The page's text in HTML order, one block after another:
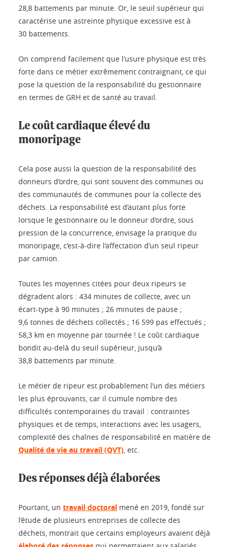
28,8 battements par minute. Or, le seuil supérieur qui
caractérise une astreinte physique excessive est à
30 battements.
On comprend facilement que l’usure physique est très
forte dans ce métier extrêmement contraignant, ce qui
pose la question de la responsabilité du gestionnaire
en termes de GRH et de santé au travail.
Le coût cardiaque élevé du
monoripage
Cela pose aussi la question de la responsabilité des
donneurs d’ordre, qui sont souvent des communes ou
des communautés de communes pour la collecte des
déchets. La responsabilité est d’autant plus forte
lorsque le gestionnaire ou le donneur d’ordre, sous
pression de la concurrence, envisage la pratique du
monoripage, c’est-à-dire l’affectation d’un seul ripeur
par camion.
Toutes les moyennes citées pour deux ripeurs se
dégradent alors : 434 minutes de collecte, avec un
écart-type à 90 minutes ; 26 minutes de pause ;
9,6 tonnes de déchets collectés ; 16 599 pas effectués ;
58,3 km en moyenne par tournée ! Le coût cardiaque
bondit au-delà du seuil supérieur, jusqu’à
38,8 battements par minute.
Le métier de ripeur est probablement l’un des métiers
les plus éprouvants, car il cumule nombre des
difficultés contemporaines du travail : contraintes
physiques et de temps, interactions avec les usagers,
complexité des chaînes de responsabilité en matière de
Qualité de vie au travail (QVT) , etc.
Des réponses déjà élaborées
Pourtant, un travail doctoral mené en 2019, fondé sur
l’étude de plusieurs entreprises de collecte des
déchets, montrait que certains employeurs avaient déjà